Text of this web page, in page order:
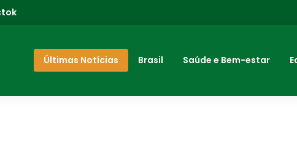
Últimas Notícias Brasil Saúde e Bem-estar